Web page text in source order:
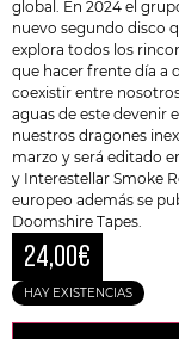
global. En 2024 el
nuevo segundo disco
explora todos los
que hacer frente día a
coexistir entre
aguas de este devenir
nuestros dragones
marzo y será editado
y Interestellar Smoke
europeo además se
Doomshire Tapes.
24,00€
HAY EXISTENCIAS